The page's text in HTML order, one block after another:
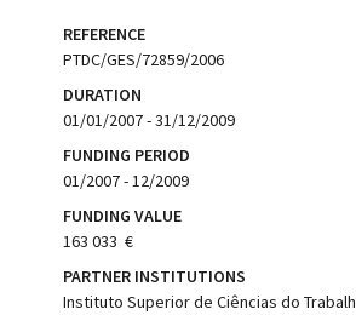
REFERENCE
PTDC/GES/72859/2006
DURATION
01/01/2007 - 31/12/2009
FUNDING PERIOD
01/2007 - 12/2009
FUNDING VALUE
163 033  €
PARTNER INSTITUTIONS
Instituto Superior de Ciências do